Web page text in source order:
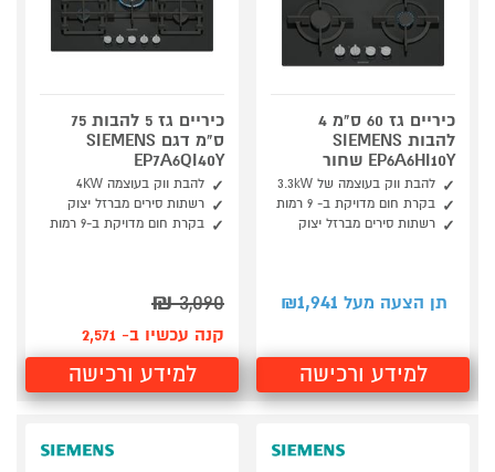
כיריים גז 60 ס"מ 4
להבות SIEMENS
EP6A6HI10Y שחור
להבת ווק בעוצמה של 3.3kW
בקרת חום מדויקת ב- 9 רמות
רשתות סירים מברזל יצוק
תן הצעה מעל ₪ 1,941
למידע ורכישה
כיריים גז 5 להבות 75
ס"מ דגם SIEMENS
EP7A6QI40Y
להבת ווק בעוצמה 4KW
רשתות סירים מברזל יצוק
בקרת חום מדויקת ב-9 רמות
3,090
₪
קנה עכשיו ב- 2,571
למידע ורכישה